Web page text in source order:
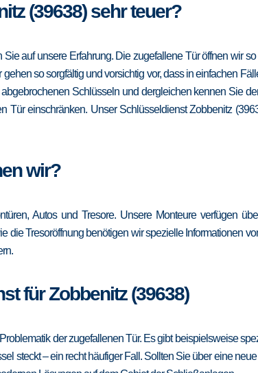
(39638) sehr teuer?
auf unsere Erfahrung. Die zugefallene Tür öffnen wir
so sorgfältig und vorsichtig vor, dass in einfachen
Schlüsseln und dergleichen kennen Sie
einschränken. Unser Schlüsseldienst Zobbenitz
wir?
Autos und Tresore. Unsere Monteure verfügen
Tresoröffnung benötigen wir spezielle Informationen
für Zobbenitz (39638)
der zugefallenen Tür. Es gibt beispielsweise
steckt – ein recht häufiger Fall. Sollten Sie über eine